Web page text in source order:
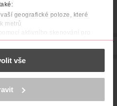
geografické poloze, které
metrů
aktivního skenování pro
prstu)
vaše osobní údaje, a nastavte
. Svůj souhlas můžete kdykoliv
obsahu a reklam, funkcí sociálních
mohou nést osobní údaje.
osobních údajů.
vše
spláchnutím! Duck Fresh
způsob udržování vaší
použití závěsných
disků zajistí